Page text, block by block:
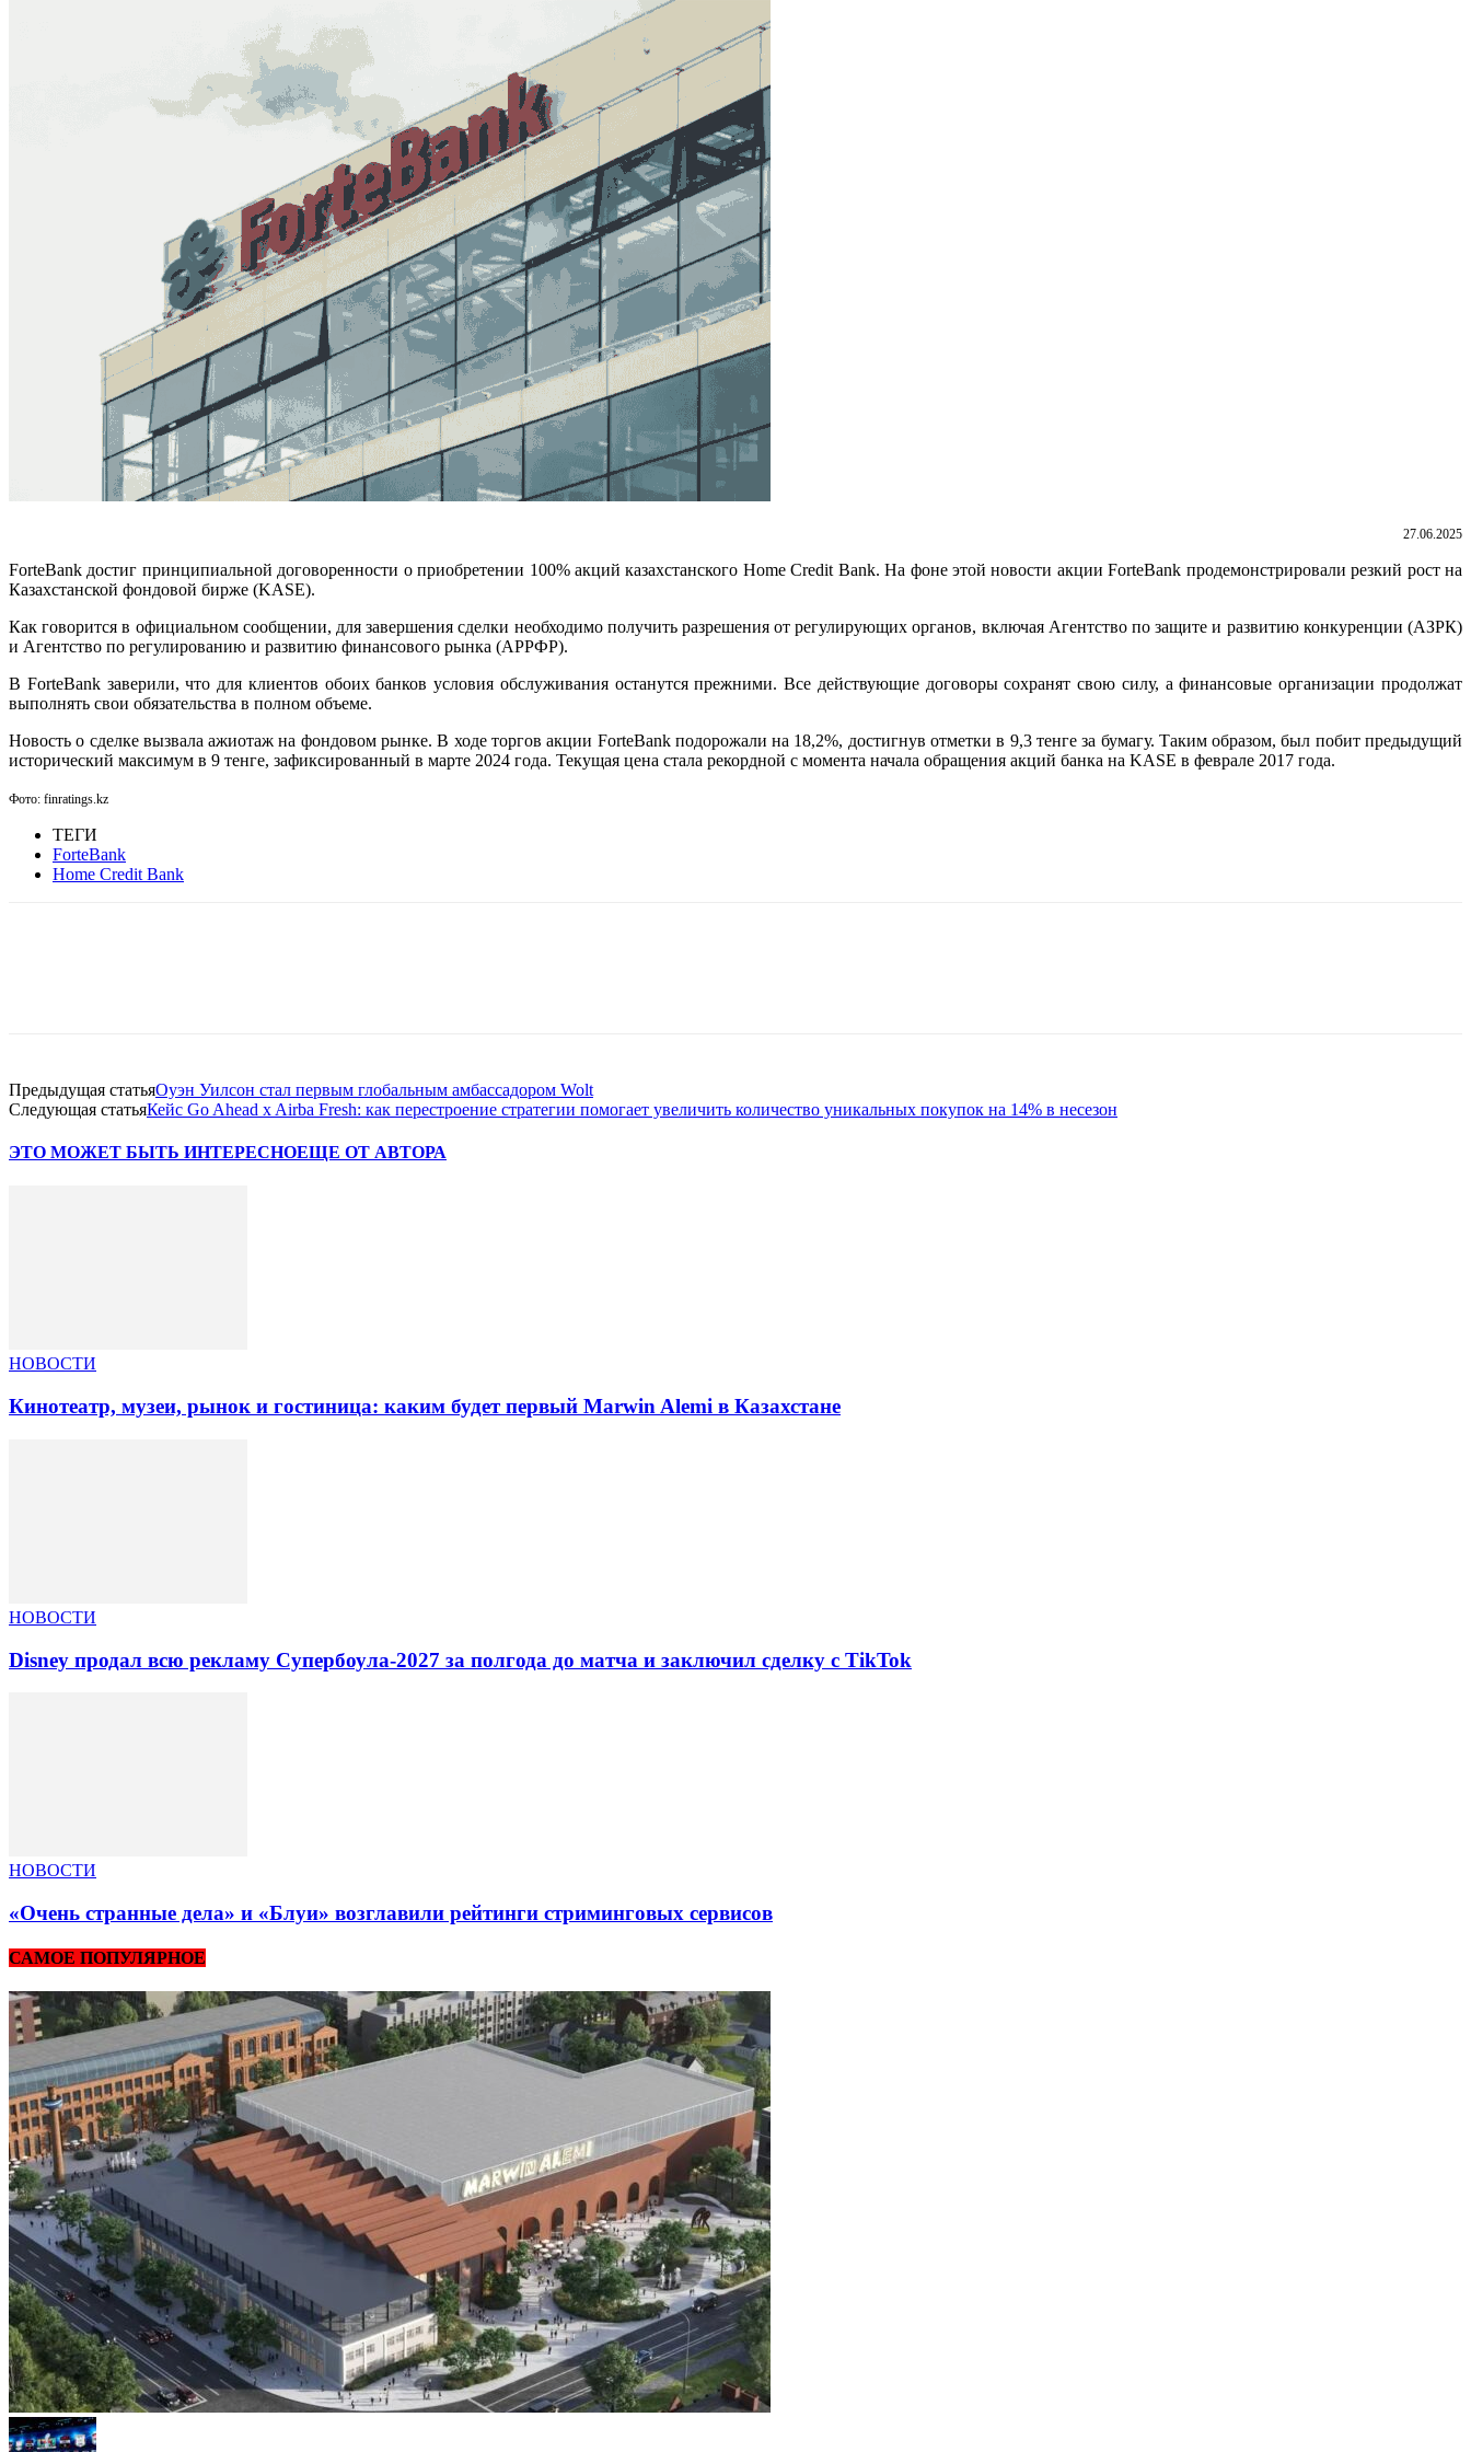
27.06.2025
ForteBank достиг принципиальной договоренности о приобретении 100% акций казахстанского Home Credit Bank. На фоне этой новости акции ForteBank продемонстрировали резкий рост на
Казахстанской фондовой бирже (KASE).
Как говорится в официальном сообщении, для завершения сделки необходимо получить разрешения от регулирующих органов, включая Агентство по защите и развитию конкуренции (АЗРК)
и Агентство по регулированию и развитию финансового рынка (АРРФР).
В ForteBank заверили, что для клиентов обоих банков условия обслуживания останутся прежними. Все действующие договоры сохранят свою силу, а финансовые организации продолжат
выполнять свои обязательства в полном объеме.
Новость о сделке вызвала ажиотаж на фондовом рынке. В ходе торгов акции ForteBank подорожали на 18,2%, достигнув отметки в 9,3 тенге за бумагу. Таким образом, был побит предыдущий
исторический максимум в 9 тенге, зафиксированный в марте 2024 года. Текущая цена стала рекордной с момента начала обращения акций банка на KASE в феврале 2017 года.
Фото: finratings.kz
ТЕГИ
ForteBank
Home Credit Bank
Предыдущая статьяОуэн Уилсон стал первым глобальным амбассадором Wolt
Следующая статьяКейс Go Ahead x Airba Fresh: как перестроение стратегии помогает увеличить количество уникальных покупок на 14% в несезон
ЭТО МОЖЕТ БЫТЬ ИНТЕРЕСНОЕЩЕ ОТ АВТОРА
НОВОСТИ
Кинотеатр, музеи, рынок и гостиница: каким будет первый Marwin Alemi в Казахстане
НОВОСТИ
Disney продал всю рекламу Супербоула-2027 за полгода до матча и заключил сделку с TikTok
НОВОСТИ
«Очень странные дела» и «Блуи» возглавили рейтинги стриминговых сервисов
САМОЕ ПОПУЛЯРНОЕ